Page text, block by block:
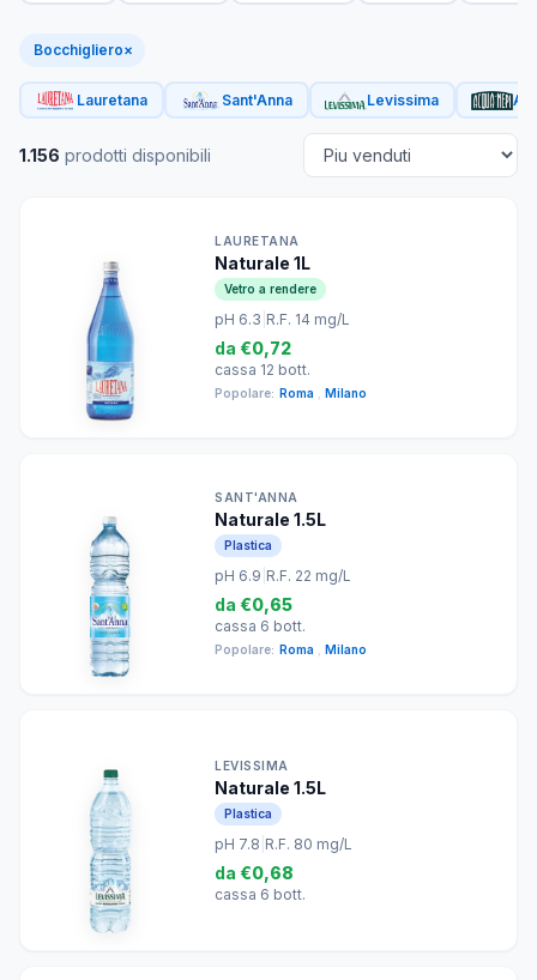
Bocchigliero×
Lauretana Sant'Anna Levissima
1.156 prodotti disponibili
LAURETANA
Naturale 1L
Vetro a rendere
pH 6.3 R.F. 14 mg/L
da €0,72
cassa 12 bott.
Popolare: Roma Milano
SANT'ANNA
Naturale 1.5L
Plastica
pH 6.9 R.F. 22 mg/L
da €0,65
cassa 6 bott.
Popolare: Roma Milano
LEVISSIMA
Naturale 1.5L
Plastica
pH 7.8 R.F. 80 mg/L
da €0,68
cassa 6 bott.